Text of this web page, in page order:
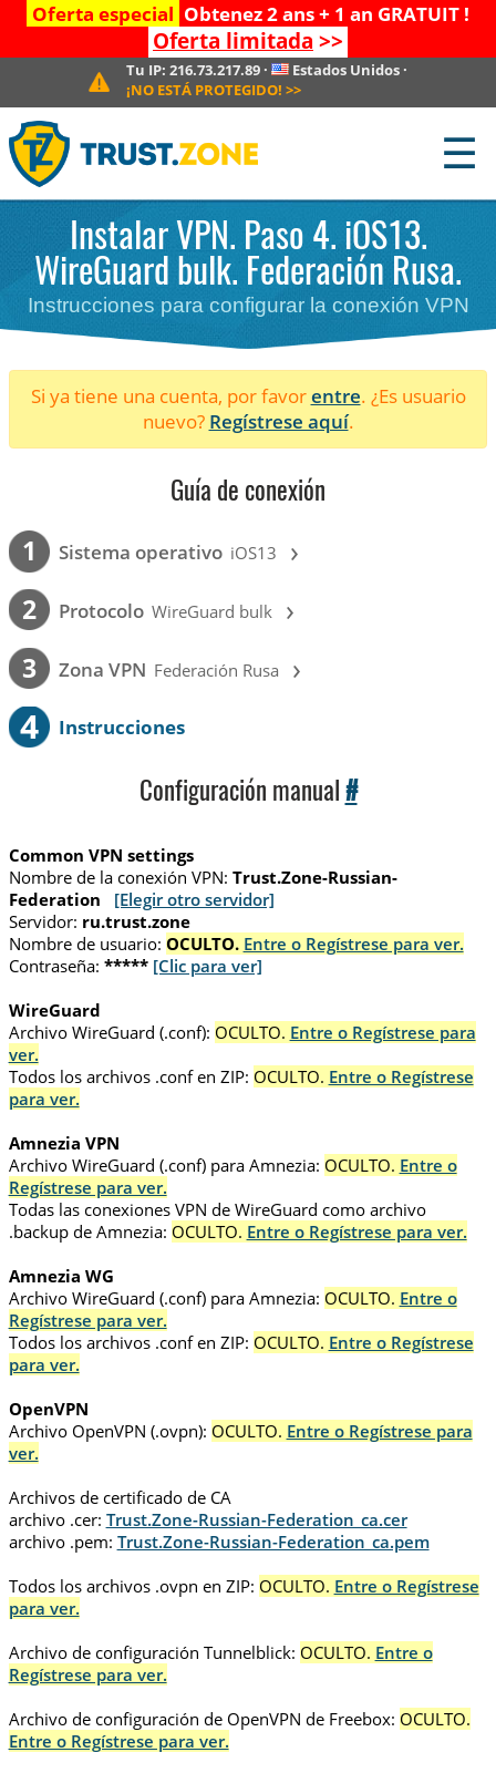
Oferta especial Obtenez 2 ans + 1 an GRATUIT !
Oferta limitada >>
Tu IP:216.73.217.89 · Estados Unidos·
¡NO ESTÁ PROTEGIDO! >>
☰
Instalar VPN. Paso 4. iOS13.
WireGuard bulk. Federación Rusa.
Instrucciones para configurar la conexión VPN
Si ya tiene una cuenta, por favorentre. ¿Es usuario
nuevo? Regístrese aquí.
Guía de conexión
1 Sistema operativo iOS13 ›
2 Protocolo WireGuard bulk ›
3 Zona VPN Federación Rusa ›
4 Instrucciones
Configuración manual #
Common VPN settings
Nombre de la conexión VPN: Trust.Zone-Russian-
Federation
[Elegir otro servidor]
Servidor: ru.trust.zone
Nombre de usuario: OCULTO. Entre o Regístrese para ver.
Contraseña: ***** [Clic para ver]
WireGuard
Archivo WireGuard (.conf): OCULTO. Entre o Regístrese para
ver.
Todos los archivos .conf en ZIP: OCULTO. Entre o Regístrese
para ver.
Amnezia VPN
Archivo WireGuard (.conf) para Amnezia: OCULTO. Entre o
Regístrese para ver.
Todas las conexiones VPN de WireGuard como archivo
.backup de Amnezia: OCULTO. Entre o Regístrese para ver.
Amnezia WG
Archivo WireGuard (.conf) para Amnezia: OCULTO. Entre o
Regístrese para ver.
Todos los archivos .conf en ZIP: OCULTO. Entre o Regístrese
para ver.
OpenVPN
Archivo OpenVPN (.ovpn): OCULTO. Entre o Regístrese para
ver.
Archivos de certificado de CA
archivo .cer: Trust.Zone-Russian-Federation_ca.cer
archivo .pem: Trust.Zone-Russian-Federation_ca.pem
Todos los archivos .ovpn en ZIP: OCULTO. Entre o Regístrese
para ver.
Archivo de configuración Tunnelblick: OCULTO. Entre o
Regístrese para ver.
Archivo de configuración de OpenVPN de Freebox: OCULTO.
Entre o Regístrese para ver.